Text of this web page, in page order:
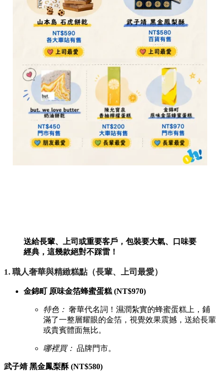
送給長輩、上司或重要客戶，包裝要大氣、口味要
經典，這幾款絕對不踩雷！
1. 職人奢華與精緻糕點（長輩、上司最愛）
金錦町 原味金箔蜂蜜蛋糕 (NT$970)
特色： 奢華代名詞！濕潤紮實的蜂蜜蛋糕上，鋪
滿了一整層耀眼的金箔，視覺效果震撼，送給長輩
或貴賓體面無比。
哪裡買： 品牌門市。
武子靖 黑金鳳梨酥 (NT$580)